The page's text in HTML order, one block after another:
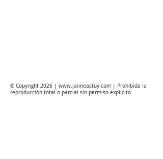
© Copyright 2026 | www.jaimeastuy.com | Prohibida la
reproducción total o parcial sin permiso explícito.